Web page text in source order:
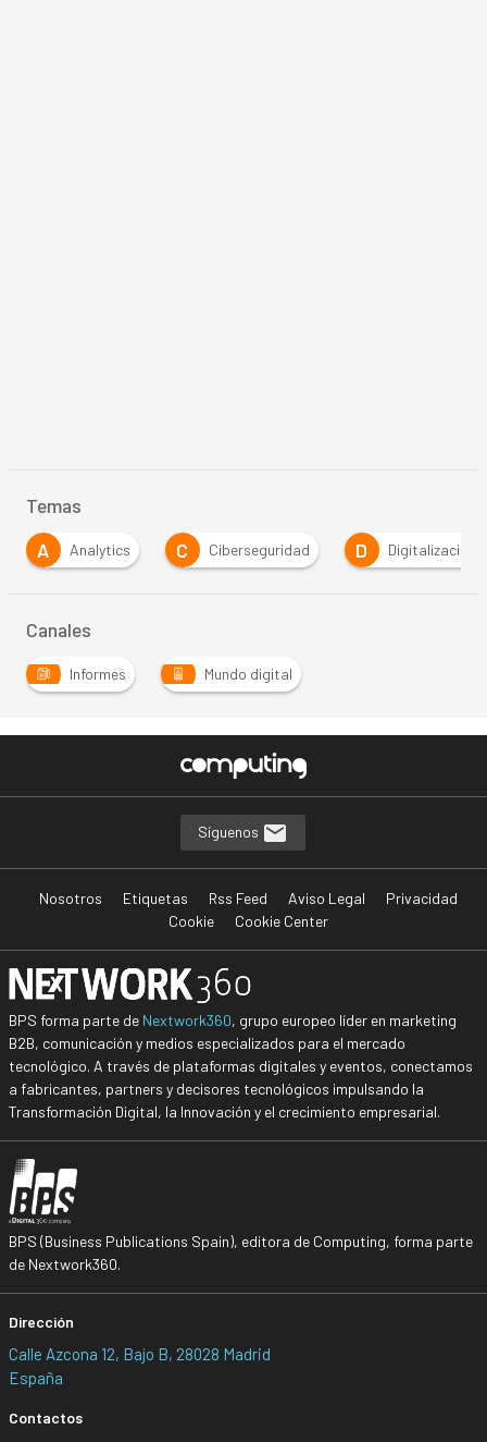
Temas
Analytics Ciberseguridad Digitalización
Canales
Informes Mundo digital
Síguenos
Nosotros Etiquetas Rss Feed Aviso Legal
Privacidad
Cookie
Cookie Center
BPS forma parte de Nextwork360, grupo europeo líder en marketing
B2B, comunicación y medios especializados para el mercado
tecnológico. A través de plataformas digitales y eventos, conectamos
a fabricantes, partners y decisores tecnológicos impulsando la
Transformación Digital, la Innovación y el crecimiento empresarial.
BPS (Business Publications Spain), editora de Computing, forma parte
de Nextwork360.
Dirección
Calle Azcona 12, Bajo B, 28028 Madrid
España
Contactos